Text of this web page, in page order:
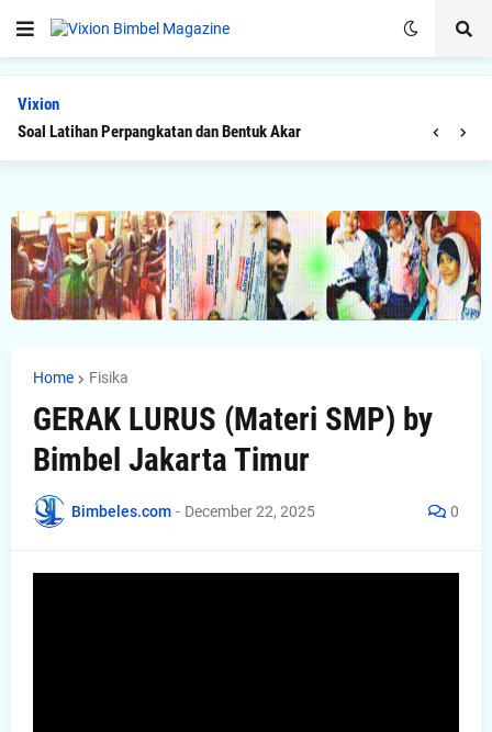
Vixion
Soal Latihan Perpangkatan dan Bentuk Akar
Home Fisika
GERAK LURUS (Materi SMP) by
Bimbel Jakarta Timur
Bimbeles.com - December 22, 2025 0